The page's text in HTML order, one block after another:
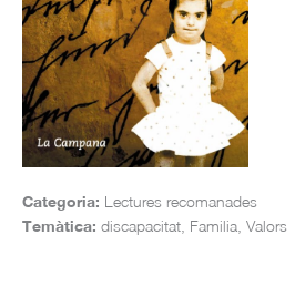
Categoria: Lectures recomanades
Temàtica: discapacitat, Familia, Valors